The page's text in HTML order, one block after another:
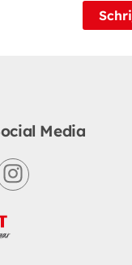
Media
instagram